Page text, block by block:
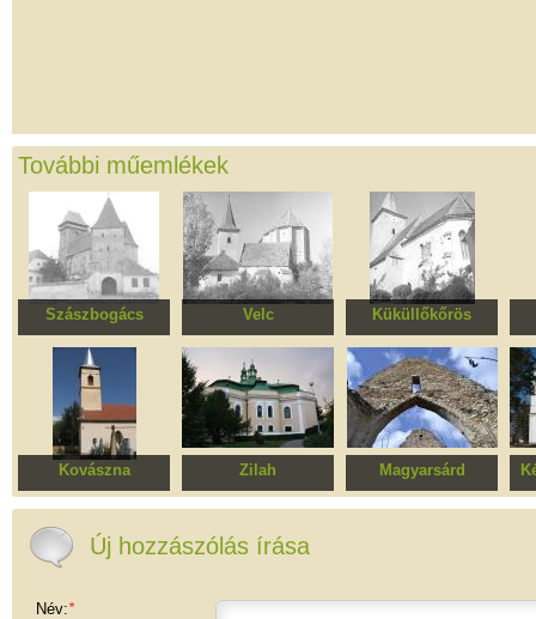
További műemlékek
Szászbogács
Erődített Evangélikus
templom
Velc
Erődített evangélikus
templomegyüttes
Küküllőkőrös
Erődített evangélikus
templomegyüttes
Kovászna
Ortodox templom
Zilah
Református templom
Magyarsárd
Református templom
Új hozzászólás írása
Név:*